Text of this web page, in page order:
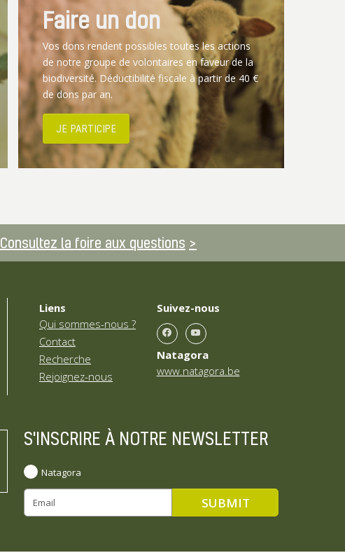
Faire un don
Vos dons rendent possibles toutes les actions
de notre groupe de volontaires en faveur de la
biodiversité. Déductibilité fiscale à partir de 40 €
de dons par an.
JE PARTICIPE
Consultez la foire aux questions
Liens
Qui sommes-nous ?
Contact
Recherche
Rejoignez-nous
Suivez-nous
Natagora
www.natagora.be
S'INSCRIRE À NOTRE NEWSLETTER
Natagora